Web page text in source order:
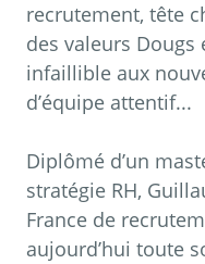
recrutement, tête
des valeurs
infaillible aux
d’équipe attentif...
Diplômé d’un
stratégie RH,
France de
aujourd’hui toute